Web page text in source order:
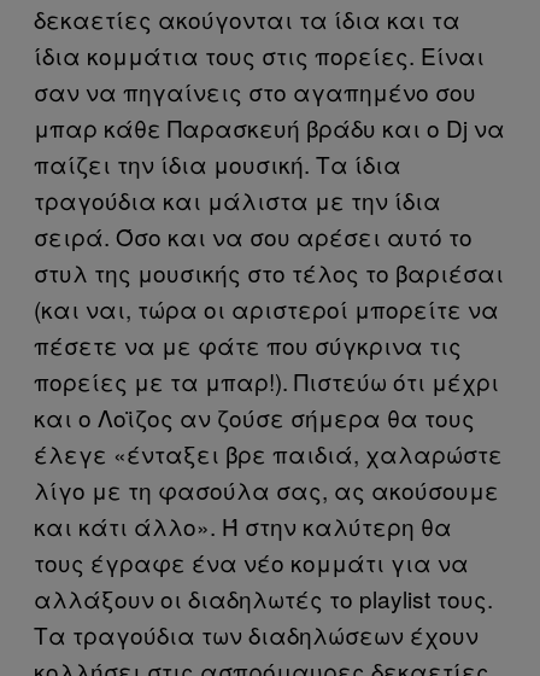
δεκαετίες ακούγονται τα ίδια και τα
ίδια κομμάτια τους στις πορείες. Είναι
σαν να πηγαίνεις στο αγαπημένο σου
μπαρ κάθε Παρασκευή βράδυ και ο Dj να
παίζει την ίδια μουσική. Τα ίδια
τραγούδια και μάλιστα με την ίδια
σειρά. Όσο και να σου αρέσει αυτό το
στυλ της μουσικής στο τέλος το βαριέσαι
(και ναι, τώρα οι αριστεροί μπορείτε να
πέσετε να με φάτε που σύγκρινα τις
πορείες με τα μπαρ!). Πιστεύω ότι μέχρι
και ο Λοϊζος αν ζούσε σήμερα θα τους
έλεγε «ένταξει βρε παιδιά, χαλαρώστε
λίγο με τη φασούλα σας, ας ακούσουμε
και κάτι άλλο». Ή στην καλύτερη θα
τους έγραφε ένα νέο κομμάτι για να
αλλάξουν οι διαδηλωτές το playlist τους.
Τα τραγούδια των διαδηλώσεων έχουν